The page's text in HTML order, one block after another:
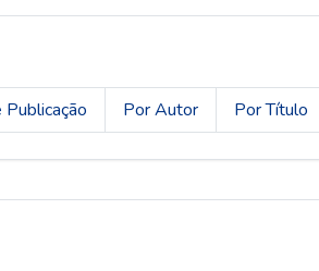
Por Autor Por Título